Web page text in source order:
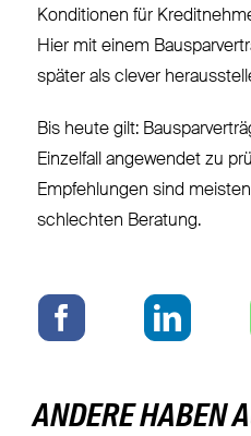
Konditionen für
Hier mit einem
später als clever
Bis heute gilt:
Einzelfall angewendet zu
Empfehlungen sind
schlechten Beratung.
ANDERE HABEN